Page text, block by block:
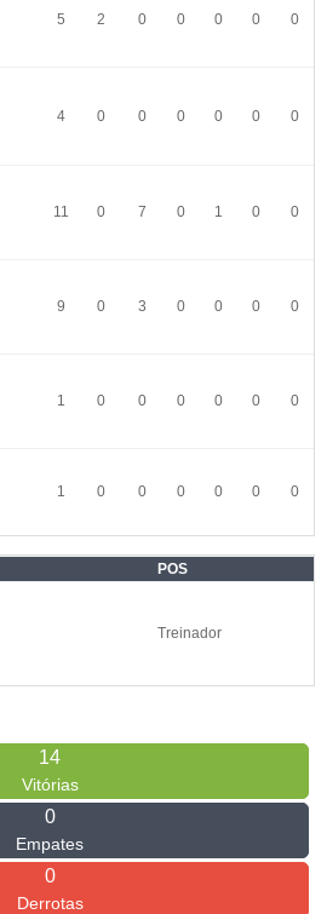
5 2 0 0 0 0 0
4 0 0 0 0 0 0
11 0 7 0 1 0 0
9 0 3 0 0 0 0
1 0 0 0 0 0 0
1 0 0 0 0 0 0
POS
Treinador
14
Vitórias
0
Empates
0
Derrotas